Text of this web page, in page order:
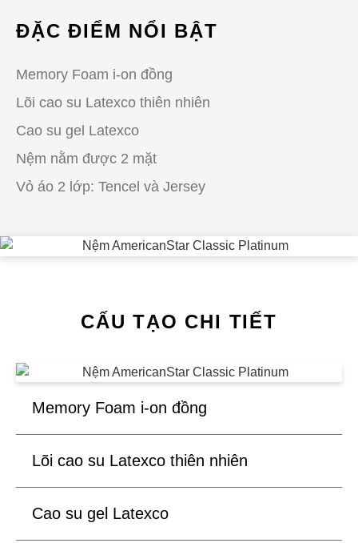
ĐẶC ĐIỂM NỔI BẬT
Memory Foam i-on đồng
Lõi cao su Latexco thiên nhiên
Cao su gel Latexco
Nệm nằm được 2 mặt
Vỏ áo 2 lớp: Tencel và Jersey
CẤU TẠO CHI TIẾT
Memory Foam i-on đồng
Lõi cao su Latexco thiên nhiên
Cao su gel Latexco